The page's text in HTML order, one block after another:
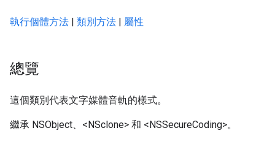
執行個體方法 | 類別方法 | 屬性
總覽
這個類別代表文字媒體音軌的樣式。
繼承 NSObject、<NSclone> 和 <NSSecureCoding>。